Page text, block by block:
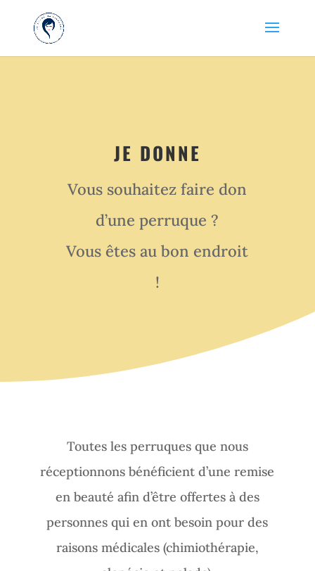
JE DONNE
Vous souhaitez faire don
d’une perruque ?
Vous êtes au bon endroit
!
Toutes les perruques que nous
réceptionnons bénéficient d’une remise
en beauté afin d’être offertes à des
personnes qui en ont besoin pour des
raisons médicales (chimiothérapie,